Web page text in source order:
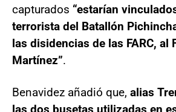
capturados “estarían
terrorista del Batallón
las disidencias de las FARC, al
Martínez”.
Benavidez añadió que, alias
las dos busetas utilizadas en